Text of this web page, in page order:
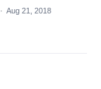
· Aug 21, 2018